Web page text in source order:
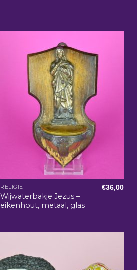
RELIGIE
Wijwaterbakje Jezus –
eikenhout, metaal, glas
€36,00